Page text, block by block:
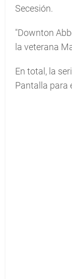
Secesión.
"Downton
la veterana
En total, la
Pantalla para